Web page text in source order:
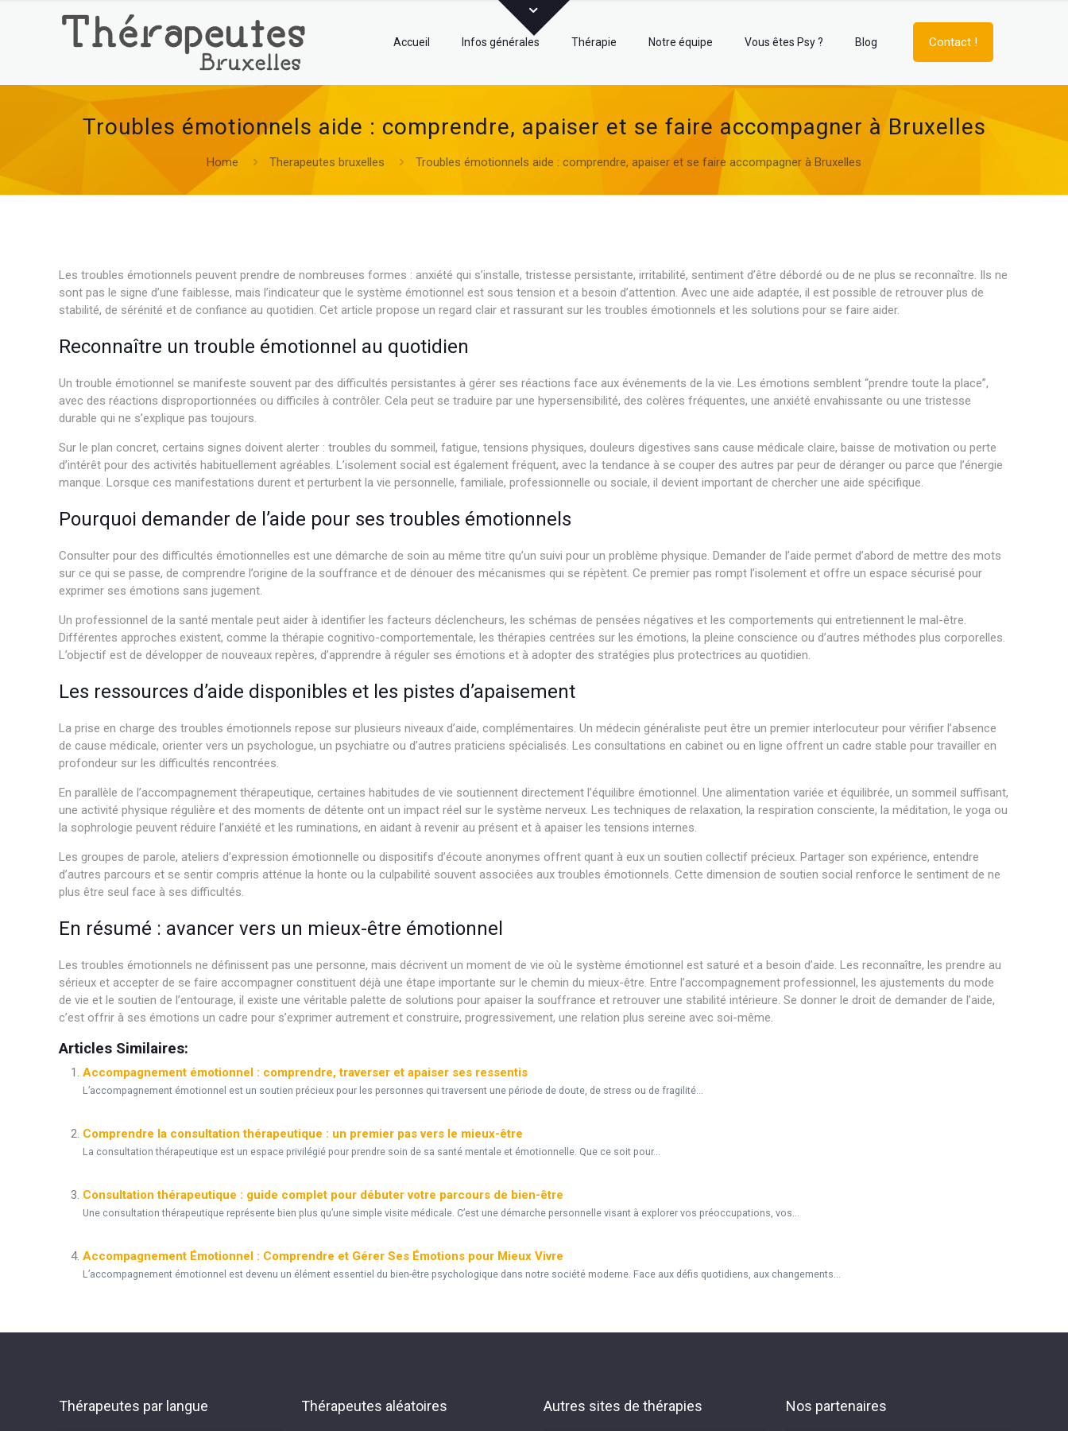
Accueil Infos générales Thérapie Notre équipe Vous êtes Psy ? Blog Contact !
Troubles émotionnels aide : comprendre, apaiser et se faire accompagner à Bruxelles
Home Therapeutes bruxelles Troubles émotionnels aide : comprendre, apaiser et se faire accompagner à Bruxelles
Les troubles émotionnels peuvent prendre de nombreuses formes : anxiété qui s’installe, tristesse persistante, irritabilité, sentiment d’être débordé ou de ne plus se reconnaître. Ils ne
sont pas le signe d’une faiblesse, mais l’indicateur que le système émotionnel est sous tension et a besoin d’attention. Avec une aide adaptée, il est possible de retrouver plus de
stabilité, de sérénité et de confiance au quotidien. Cet article propose un regard clair et rassurant sur les troubles émotionnels et les solutions pour se faire aider.
Reconnaître un trouble émotionnel au quotidien
Un trouble émotionnel se manifeste souvent par des difficultés persistantes à gérer ses réactions face aux événements de la vie. Les émotions semblent “prendre toute la place”,
avec des réactions disproportionnées ou difficiles à contrôler. Cela peut se traduire par une hypersensibilité, des colères fréquentes, une anxiété envahissante ou une tristesse
durable qui ne s’explique pas toujours.
Sur le plan concret, certains signes doivent alerter : troubles du sommeil, fatigue, tensions physiques, douleurs digestives sans cause médicale claire, baisse de motivation ou perte
d’intérêt pour des activités habituellement agréables. L’isolement social est également fréquent, avec la tendance à se couper des autres par peur de déranger ou parce que l’énergie
manque. Lorsque ces manifestations durent et perturbent la vie personnelle, familiale, professionnelle ou sociale, il devient important de chercher une aide spécifique.
Pourquoi demander de l’aide pour ses troubles émotionnels
Consulter pour des difficultés émotionnelles est une démarche de soin au même titre qu’un suivi pour un problème physique. Demander de l’aide permet d’abord de mettre des mots
sur ce qui se passe, de comprendre l’origine de la souffrance et de dénouer des mécanismes qui se répètent. Ce premier pas rompt l’isolement et offre un espace sécurisé pour
exprimer ses émotions sans jugement.
Un professionnel de la santé mentale peut aider à identifier les facteurs déclencheurs, les schémas de pensées négatives et les comportements qui entretiennent le mal-être.
Différentes approches existent, comme la thérapie cognitivo-comportementale, les thérapies centrées sur les émotions, la pleine conscience ou d’autres méthodes plus corporelles.
L’objectif est de développer de nouveaux repères, d’apprendre à réguler ses émotions et à adopter des stratégies plus protectrices au quotidien.
Les ressources d’aide disponibles et les pistes d’apaisement
La prise en charge des troubles émotionnels repose sur plusieurs niveaux d’aide, complémentaires. Un médecin généraliste peut être un premier interlocuteur pour vérifier l’absence
de cause médicale, orienter vers un psychologue, un psychiatre ou d’autres praticiens spécialisés. Les consultations en cabinet ou en ligne offrent un cadre stable pour travailler en
profondeur sur les difficultés rencontrées.
En parallèle de l’accompagnement thérapeutique, certaines habitudes de vie soutiennent directement l’équilibre émotionnel. Une alimentation variée et équilibrée, un sommeil suffisant,
une activité physique régulière et des moments de détente ont un impact réel sur le système nerveux. Les techniques de relaxation, la respiration consciente, la méditation, le yoga ou
la sophrologie peuvent réduire l’anxiété et les ruminations, en aidant à revenir au présent et à apaiser les tensions internes.
Les groupes de parole, ateliers d’expression émotionnelle ou dispositifs d’écoute anonymes offrent quant à eux un soutien collectif précieux. Partager son expérience, entendre
d’autres parcours et se sentir compris atténue la honte ou la culpabilité souvent associées aux troubles émotionnels. Cette dimension de soutien social renforce le sentiment de ne
plus être seul face à ses difficultés.
En résumé : avancer vers un mieux-être émotionnel
Les troubles émotionnels ne définissent pas une personne, mais décrivent un moment de vie où le système émotionnel est saturé et a besoin d’aide. Les reconnaître, les prendre au
sérieux et accepter de se faire accompagner constituent déjà une étape importante sur le chemin du mieux-être. Entre l’accompagnement professionnel, les ajustements du mode
de vie et le soutien de l’entourage, il existe une véritable palette de solutions pour apaiser la souffrance et retrouver une stabilité intérieure. Se donner le droit de demander de l’aide,
c’est offrir à ses émotions un cadre pour s’exprimer autrement et construire, progressivement, une relation plus sereine avec soi-même.
Articles Similaires:
Accompagnement émotionnel : comprendre, traverser et apaiser ses ressentis
L’accompagnement émotionnel est un soutien précieux pour les personnes qui traversent une période de doute, de stress ou de fragilité...
Comprendre la consultation thérapeutique : un premier pas vers le mieux-être
La consultation thérapeutique est un espace privilégié pour prendre soin de sa santé mentale et émotionnelle. Que ce soit pour...
Consultation thérapeutique : guide complet pour débuter votre parcours de bien-être
Une consultation thérapeutique représente bien plus qu’une simple visite médicale. C’est une démarche personnelle visant à explorer vos préoccupations, vos...
Accompagnement Émotionnel : Comprendre et Gérer Ses Émotions pour Mieux Vivre
L’accompagnement émotionnel est devenu un élément essentiel du bien-être psychologique dans notre société moderne. Face aux défis quotidiens, aux changements...
Thérapeutes par langue Thérapeutes aléatoires Autres sites de thérapies Nos partenaires